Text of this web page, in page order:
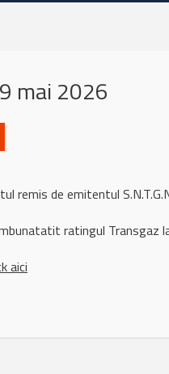
mai 2026
remis de emitentul
ratingul Transgaz
aici